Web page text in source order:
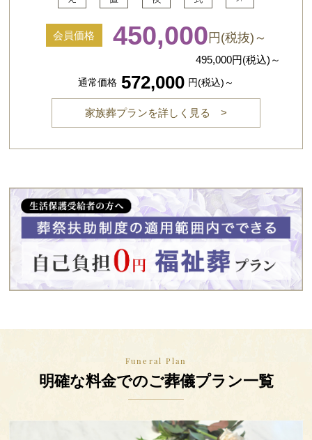
会員価格 450,000円(税抜)～
495,000円(税込)～
通常価格 572,000 円(税込)～
家族葬プランを詳しく見る >
Funeral Plan
明確な料金でのご葬儀プラン一覧